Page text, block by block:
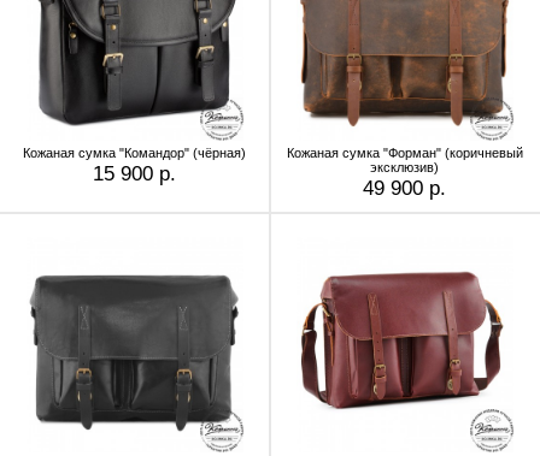
Кожаная сумка "Командор" (чёрная)
15 900 р.
Кожаная сумка "Форман" (коричневый
эксклюзив)
49 900 р.